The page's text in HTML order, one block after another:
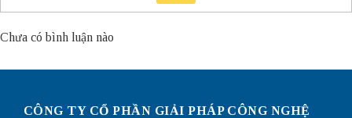
Chưa có bình luận nào
CÔNG TY CỔ PHẦN GIẢI PHÁP CÔNG NGHỆ